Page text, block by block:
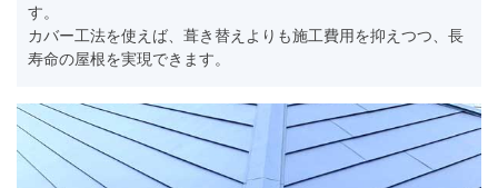
す。
カバー工法を使えば、葺き替えよりも施工費用を抑えつつ、長
寿命の屋根を実現できます。